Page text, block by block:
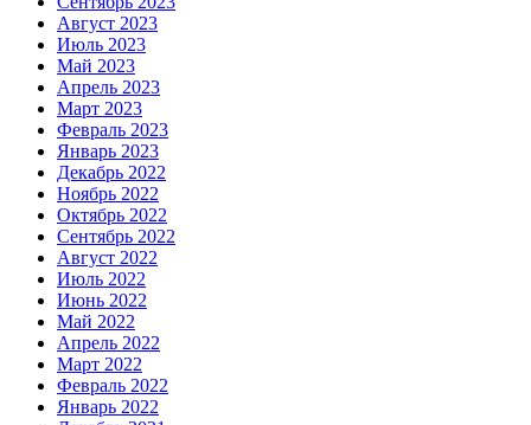
Август 2023
Июль 2023
Май 2023
Апрель 2023
Март 2023
Февраль 2023
Январь 2023
Декабрь 2022
Ноябрь 2022
Октябрь 2022
Сентябрь 2022
Август 2022
Июль 2022
Июнь 2022
Май 2022
Апрель 2022
Март 2022
Февраль 2022
Январь 2022